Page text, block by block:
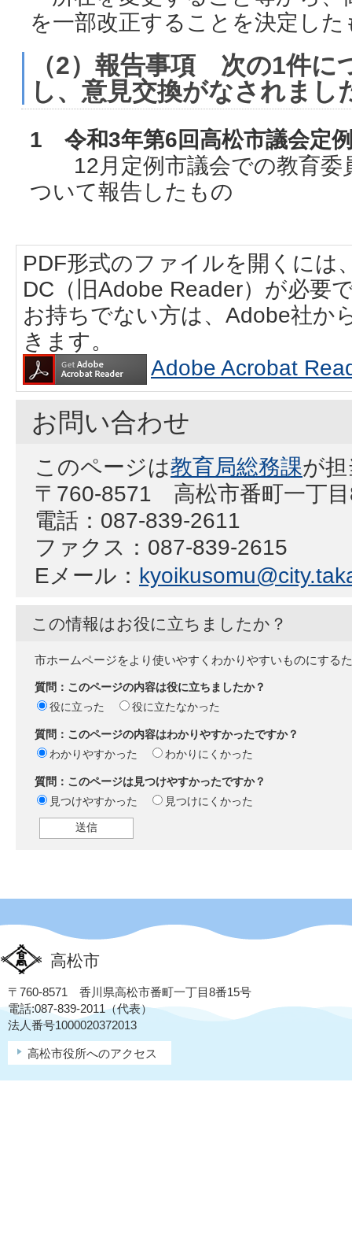
を一部改正することを決定した
（2）報告事項 次の1件に
し、意見交換がなされまし
1 令和3年第6回高松市議会定
12月定例市議会での教育委
ついて報告したもの
PDF形式のファイルを開くには
DC（旧Adobe Reader）が必要
お持ちでない方は、Adobe社か
きます。
Adobe Acrobat
お問い合わせ
このページは教育局総務課が
〒760-8571 高松市番町一丁
電話：087-839-2611
ファクス：087-839-2615
Eメール：
この情報はお役に立ちましたか？
市ホームページをより使いやすくわかりやすいものにする
質問：このページの内容は役に立ちましたか？
役に立った
役に立たなかった
質問：このページの内容はわかりやすかったですか？
わかりやすかった
わかりにくかった
質問：このページは見つけやすかったですか？
見つけやすかった
見つけにくかった
高松市
〒760-8571 香川県高松市番町一丁目8番15号
電話:087-839-2011（代表）
法人番号1000020372013
高松市役所へのアクセス